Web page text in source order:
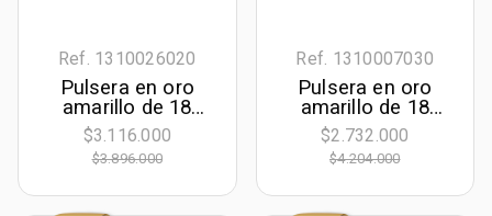
Ref. 1310026020
Pulsera en oro
amarillo de 18
Kilates, 19 cm. de
largo, 2.50 mm. de
ancho
$3.116.000
$3.896.000
Ref. 1310007030
Pulsera en oro
amarillo de 18
Kilates, 18 cm. de
largo, 3.50 mm. de
ancho
$2.732.000
$4.204.000